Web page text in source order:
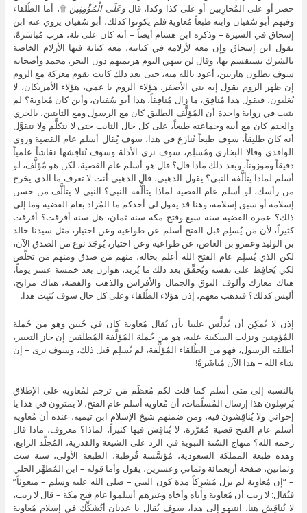
حضر أو على المُحارِبين أو على كذا وكذا، قالوَعَلَى الْمُؤْمِنِينَ۩، أما الطُلقاء
وفيهم أبو سُفيان وابنه طبعاً مُعاوية فلم يكونوا كذلك، أبو سُفيان يروي عنه ابن
إسحاق في السيرة – وذكره ابن هشام أيضاً – أنه كان على تلة، هرب مُباشَرةً،
يقول ابن إسحاق وإن معه لأزلامه في كنانته، معه كنانة فيها الأزلام الخاصة
بالشرك يستقسم بها، وقال لن تنتهي اليوم هزيمتهم دون البحر، محمد وأصحابه
سوف يظلون هاربين، أعوذ بالله منه، حتى بعد ذلك كانت تقوم معركة مع الروم
إن ظهر الروم يقول إيه بني الأصفر، هؤلاء الروم يا عمي، هؤلاء الأمريكان، لا
يُغلَبون، فيقول هذا مُنافِق، ما زال مُنافِقاً، هذا أبو سُفيان، وأين كان مُعاوية؟ لم
يثبت في رواية واحدة أن المُؤلَّف الطليق كان مع الرسول ومع الثابتين، بالحري
والحتم كان مع أبيه وجماعته طبعاً، على كل حال الثابت حتى لا نتكلَّم ولا نتقوَّل
أنه كان طليقاً، سوف طبعاً نُنازَع في هذا، سوف يُقال أسلم عام القضية وروى
الواقدي وقالا البخاري ومُسلِم، سوف نرى الأدلة وسوف نُناقِشها نقاشاً علمياً
دقيقاً وموزوناً، وبعد ذلك ماذا قال؟ قال هو أسلم عام القضية، لكن هو مُؤلَّف، لو
أسلم لماذا يتألَّفه النبي؟ يقول الذهبي، قال الذهبي أنت لا تعرف ما الذي يخرج
من رأسك، لو أسلم عام القضية لماذا يتألَّفه النبي؟ النبي لا يتألَّف مَن حسن
إسلامه أو سبق إسلامه، وهنا قد يقول لي أحدكم ما المُراد بعام القضية وما إلى
ذلك؟ عمرة القضية سنة سبع وفتح مكة سنة ثمان، هل سنة أفرقت؟ أفرقت
كثيراً، لأن مَن يُسلِم قبل الفتح أسلم عن طواعية وعن اختيار، مثل سيدنا خالد
بن الوليد وعمرو بن العاص، عن طواعية وعن اختيار، يُوجَد نوع من الصدق الآن،
لكن الذي يُسلِم عام الفتح الله أعلم بحاله، منهم مَن صدق ومنهم مَن تخلَّص
لكي يُحافِظ على نفسه ويُحقِّق بعد ذلك ما يُريد، هوازن بعد خمسة عشر يوماً،
هناك معارك وألوف النوق والجمال والأفراس والذهب والفضة، هناك مرابح،
أليس كذلك؟ فنذهب معهم، إذن هؤلاء الطُلقاء وعلى كل حال سوف نُثبِت هذا.
إذن لا يُمكِن أن يُدلَّس علينا بأن يُقال مُعاوية كان في حُنين وهو من جُملة
المُؤمِنين ونزلت السكينة عليه، هو من جُملة المُؤلَّفة المُطلَقين إن جاز التعبير،
أطلقه الرسول، فهو من الطُلقاء المُؤلَّفة، لم يُسلِم قبل ذلك، وسوف نرى – إن
شاء الله – هذا الآن مُباشَرةً!
بالنسبة إلى متى أسلم كما قلت لكم مُعظَم مَن ترجم لمُعاوية على الإطلاق
يُرسِلون هذا إرسال المُسلَّمات، أن مُعاوية أسلم عام الفتح، لا يمترون في هذا يا
إخواني ولا يُناقِشون فيه، ومن ضمنهم شيخ الإسلام ابن تيمية، عنده أن مُعاوية
أسلم عام الفتح قضية مُقرَّرة، لا يُناقِش فيها كثيراً، لماذا؟ معروف، ماذا قال
رحمه الله؟ منهاج السُنة النبوية في الرد على الشيعة والقدرية، المُجلَّد الرابع،
وهذه طبعة المملكة السعودية، مُؤسَّسة قُرطبة، الطبعة الأولى، سنة ست
وثمانين، صفحة أربعمائة وثماني وعشرين، يقول وأما قوله – ابن المُطهَّر الحلي
– “إن مُعاوية لم يزل مُشرِكاً مدة كون النبي – صلى الله عليه وسلم – مبعوثاً”
فيُقال: لا ريب أن مُعاوية وأباه وأخاه وغيرهم أسلموا عام فتح مكة – قال لا ريب،
لا نُناقِش هنا، انتبهو إلى هذا، سوف يُقال يا عدنان أتُشكِّك في إسلام مُعاوية